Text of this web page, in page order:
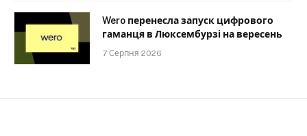
Wero перенесла запуск цифрового
гаманця в Люксембурзі на вересень
7 Серпня 2026